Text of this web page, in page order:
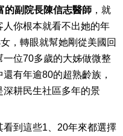
的副院長陳信志醫師 ， 就
人你根本就看不出她的年
，轉眼就幫她剛從美國回
位70多歲的大姊做微整
有年逾80的超熟齡族，
耕民生社區多年的景
到這些1、20年來都選擇